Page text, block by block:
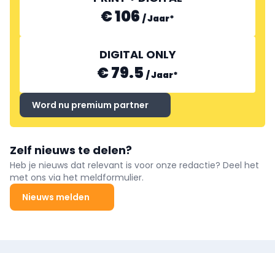
€ 106 /Jaar*
DIGITAL ONLY
€ 79.5 /Jaar*
Word nu premium partner
Zelf nieuws te delen?
Heb je nieuws dat relevant is voor onze redactie? Deel het
met ons via het meldformulier.
Nieuws melden